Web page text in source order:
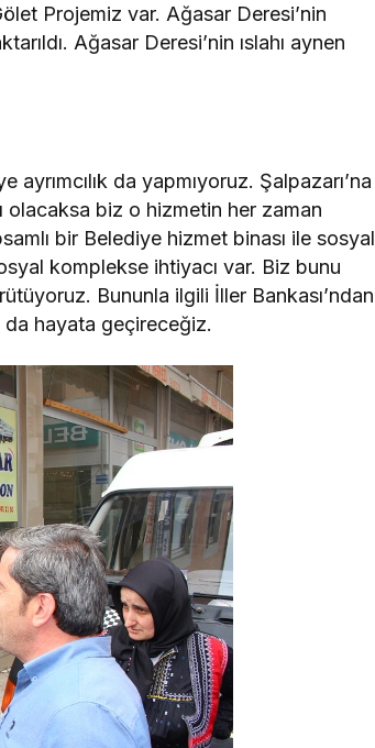
Projemiz var. Ağasar Deresi’nin
Ağasar Deresi’nin ıslahı aynen
da yapmıyoruz. Şalpazarı’na
olacaksa biz o hizmetin her zaman
bir Belediye hizmet binası ile sosyal
komplekse ihtiyacı var. Biz bunu
Bununla ilgili İller Bankası’ndan
da hayata geçireceğiz.